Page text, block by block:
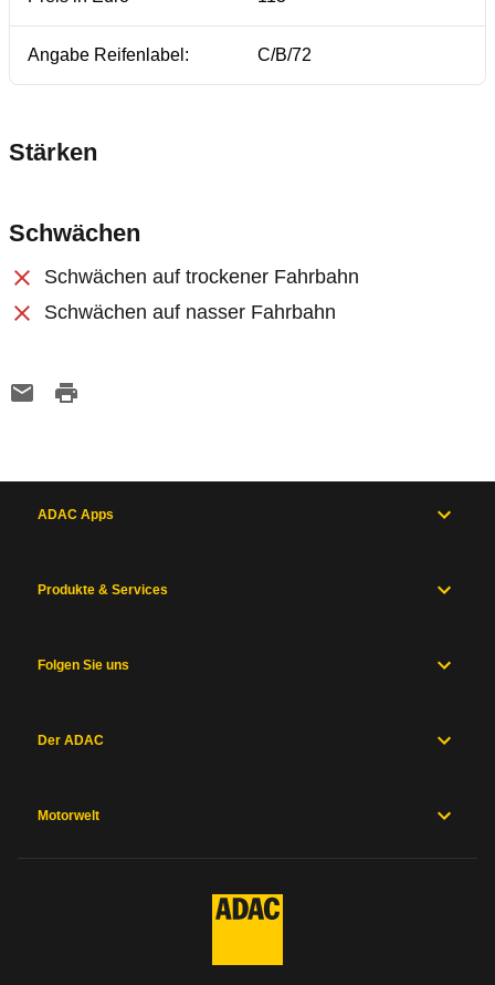
Angabe Reifenlabel: C/B/72
Stärken
Schwächen
Schwächen auf trockener Fahrbahn
Schwächen auf nasser Fahrbahn
ADAC Apps
Produkte & Services
Folgen Sie uns
Der ADAC
Motorwelt